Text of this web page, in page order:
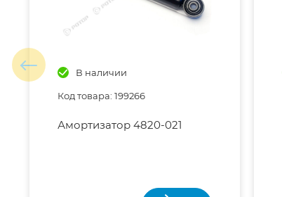
В наличии
Код товара: 199266
Амортизатор 4820-021